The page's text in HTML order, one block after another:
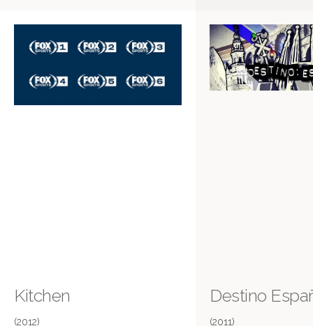
Kitchen
(2012)
Destino
(2011)